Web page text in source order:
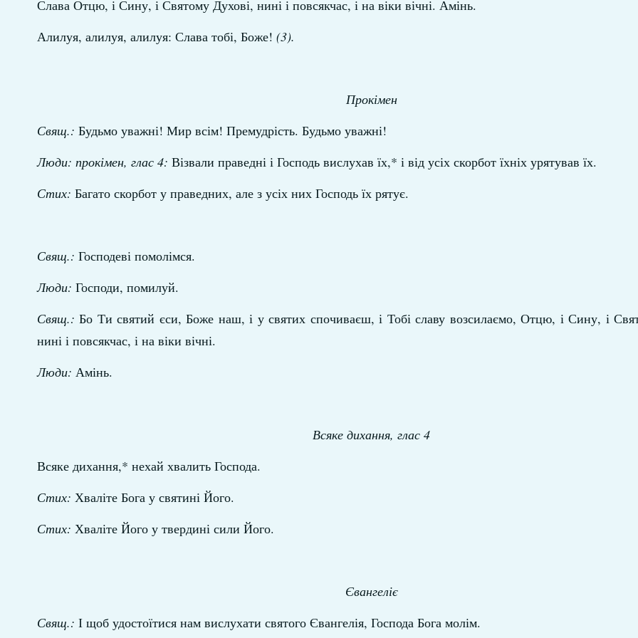
Слава Отцю, і Сину, і Святому Духові, нині і повсякчас, і на віки вічні. Амінь.
Алилуя, алилуя, алилуя: Слава тобі, Боже! (3).
Прокімен
Свящ.: Будьмо уважні! Мир всім! Премудрість. Будьмо уважні!
Люди: прокімен, глас 4: Візвали праведні і Господь вислухав їх,* і від усіх скорбот їхніх урятував їх.
Стих: Багато скорбот у праведних, але з усіх них Господь їх рятує.
Свящ.: Господеві помолімся.
Люди: Господи, помилуй.
Свящ.: Бо Ти святий єси, Боже наш, і у святих спочиваєш, і Тобі славу возсилаємо, Отцю, і Сину, і
нині і повсякчас, і на віки вічні.
Люди: Амінь.
Всяке дихання, глас 4
Всяке дихання,* нехай хвалить Господа.
Стих: Хваліте Бога у святині Його.
Стих: Хваліте Його у твердині сили Його.
Євангеліє
Свящ.: І щоб удостоїтися нам вислухати святого Євангелія, Господа Бога молім.